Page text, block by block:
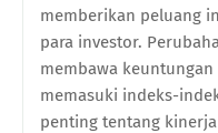
memberikan peluang
para investor.
membawa
memasuki indeks-
penting tentang